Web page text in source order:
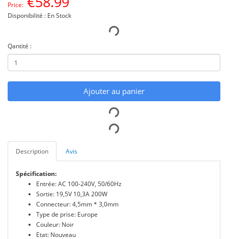
Price:
Disponibilité : En Stock
Qantité :
Ajouter au panier
Description Avis
Spécification:
Entrée: AC 100-240V, 50/60Hz
Sortie: 19,5V 10,3A 200W
Connecteur: 4,5mm * 3,0mm
Type de prise: Europe
Couleur: Noir
Etat: Nouveau